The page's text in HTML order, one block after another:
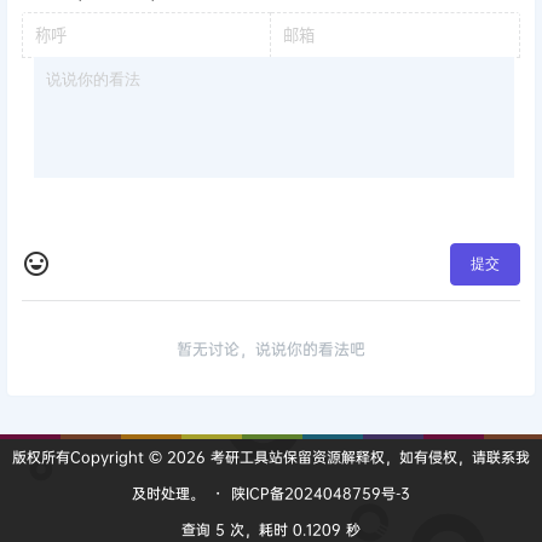
提交
暂无讨论，说说你的看法吧
版权所有Copyright © 2026 考研工具站保留资源解释权，如有侵权，请联系我
及时处理。
・
陕ICP备2024048759号-3
查询 5 次，耗时 0.1209 秒